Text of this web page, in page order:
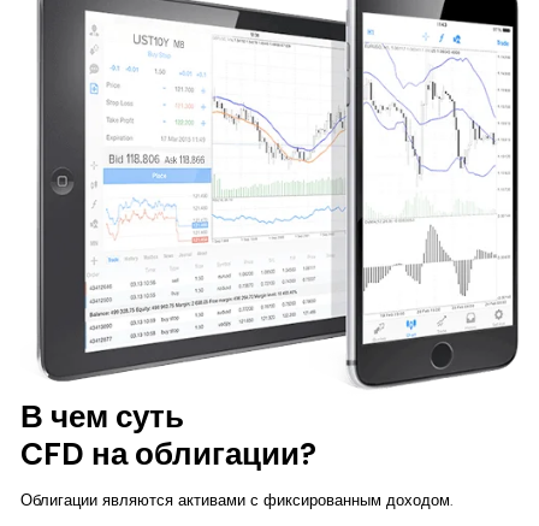
В чем суть
CFD на облигации?
Облигации являются активами с фиксированным доходом.